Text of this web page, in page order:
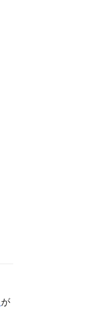
が